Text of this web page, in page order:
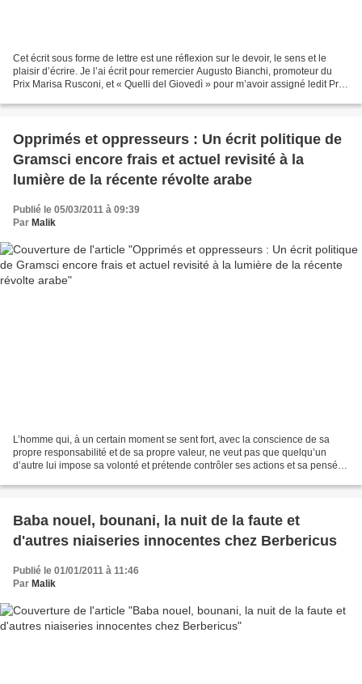
Cet écrit sous forme de lettre est une réflexion sur le devoir, le sens et le
plaisir d’écrire. Je l’ai écrit pour remercier Augusto Bianchi, promoteur du
Prix Marisa Rusconi, et « Quelli del Giovedì » pour m’avoir assigné ledit Prix
Opprimés et oppresseurs : Un écrit politique de
Gramsci encore frais et actuel revisité à la
lumière de la récente révolte arabe
Publié le 05/03/2011 à 09:39
Par Malik
L’homme qui, à un certain moment se sent fort, avec la conscience de sa
propre responsabilité et de sa propre valeur, ne veut pas que quelqu’un
d’autre lui impose sa volonté et prétende contrôler ses actions et sa pensée.
Baba nouel, bounani, la nuit de la faute et
d'autres niaiseries innocentes chez Berbericus
Publié le 01/01/2011 à 11:46
Par Malik